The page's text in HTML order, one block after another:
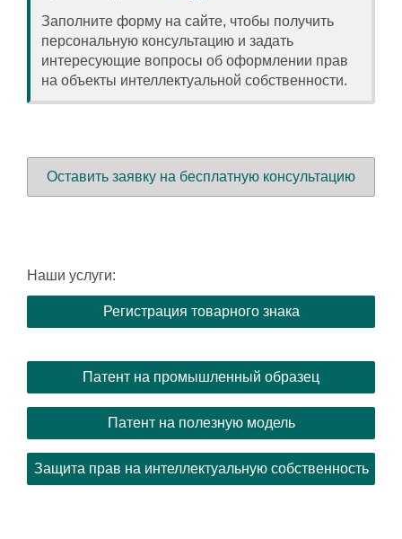
Заполните форму на сайте, чтобы получить
персональную консультацию и задать
интересующие вопросы об оформлении прав
на объекты интеллектуальной собственности.
Оставить заявку на бесплатную консультацию
Наши услуги:
Регистрация товарного знака
Патент на промышленный образец
Патент на полезную модель
Защита прав на интеллектуальную собственность